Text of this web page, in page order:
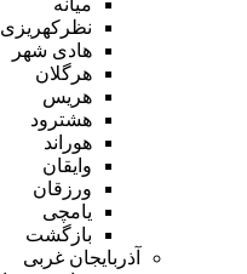
نظرکهریزی
هادی شهر
هرگلان
هریس
هشترود
هوراند
وایقان
ورزقان
یامچی
بازگشت
آذربایجان غربی